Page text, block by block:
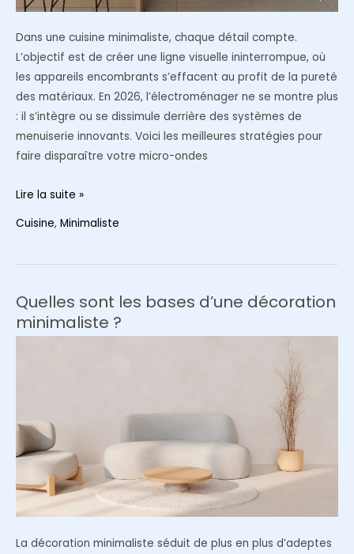
Dans une cuisine minimaliste, chaque détail compte.
L’objectif est de créer une ligne visuelle ininterrompue, où
les appareils encombrants s’effacent au profit de la pureté
des matériaux. En 2026, l’électroménager ne se montre plus
: il s’intègre ou se dissimule derrière des systèmes de
menuiserie innovants. Voici les meilleures stratégies pour
faire disparaître votre micro-ondes
Comment
cuisine
minimaliste
?
Lire la suite »
Cuisine, Minimaliste
Quelles sont les bases d’une décoration
minimaliste ?
La décoration minimaliste séduit de plus en plus d’adeptes